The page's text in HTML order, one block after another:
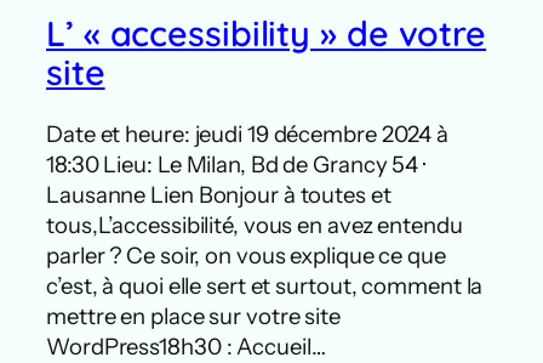
L’ « accessibility » de votre
site
Date et heure: jeudi 19 décembre 2024 à
18:30 Lieu: Le Milan, Bd de Grancy 54 ·
Lausanne Lien Bonjour à toutes et
tous,L’accessibilité, vous en avez entendu
parler ? Ce soir, on vous explique ce que
c’est, à quoi elle sert et surtout, comment la
mettre en place sur votre site
WordPress18h30 : Accueil…